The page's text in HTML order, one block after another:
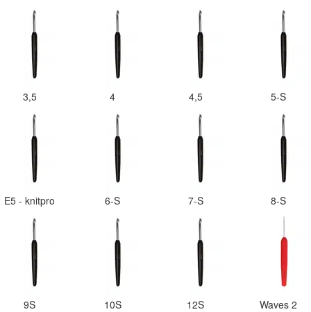
3,5 4 4,5 5-S
E5 - knitpro 6-S 7-S 8-S
9S 10S 12S Waves 2